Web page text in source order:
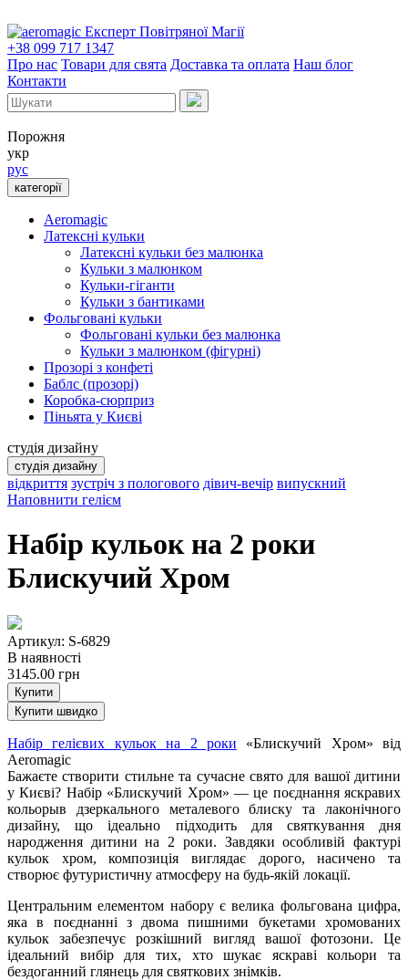
Експерт Повітряної Магії
+38 099 717 1347
Про нас Товари для свята Доставка та оплата Наш блог
Контакти
Порожня
укр
рус
категорії
Aeromagic
Латексні кульки
Латексні кульки без малюнка
Кульки з малюнком
Кульки-гіганти
Кульки з бантиками
Фольговані кульки
Фольговані кульки без малюнка
Кульки з малюнком (фігурні)
Прозорі з конфеті
Баблс (прозорі)
Коробка-сюрприз
Піньята у Києві
студія дизайну
студія дизайну
відкриття зустріч з пологового дівич-вечір випускний
Наповнити гелієм
Набір кульок на 2 роки
Блискучий Хром
Артикул: S-6829
В наявності
3145.00 грн
Купити
Купити швидко
Набір гелієвих кульок на 2 роки «Блискучий Хром» від
Aeromagic
Бажаєте створити стильне та сучасне свято для вашої дитини
у Києві? Набір «Блискучий Хром» — це поєднання яскравих
кольорыв дзеркального металевого блиску та лаконічного
дизайну, що ідеально підходить для святкування дня
народження дитини на 2 роки. Завдяки особливій фактурі
кульок хром, композиція виглядає дорого, насичено та
створює футуристичну атмосферу на будь-якій локації.
Центральним елементом набору є велика фольгована цифра,
яка в поєднанні з двома пишними букетами хромованих
кульок забезпечує розкішний вигляд вашої фотозони. Це
ідеальний вибір для тих, хто шукає яскраві кольори та
бездоганний глянець для святкових знімків.